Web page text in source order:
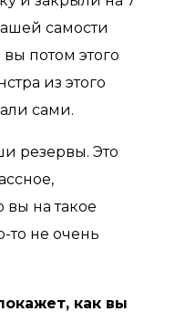
самости
потом этого
из этого
сами.
резервы. Это
на такое
то не очень
как вы